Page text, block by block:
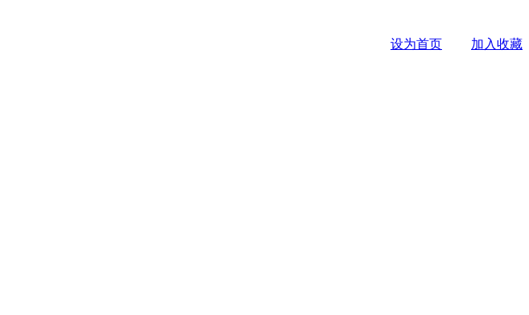
设为首页 加入收藏